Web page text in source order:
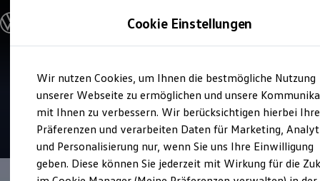
Hauptinhalt
springen
Footer
springen
Modelle & Konfigurator
Nutzfahrzeugkategorien entdecken
Modelle konfigurieren
Vorgängermodelle und Oldtimer
Vorgängermodelle
Oldtimer
Bulli Historie
Branchenlösungen & Gewerbekunden
Umbaulösungen und Hersteller finden
Auf- und Umbauten entdecken & konfigurieren
Groß- und Sonderkunden
Service
Autohaus Kornkoog
5|13 Bewertungen
Cookie Einstellungen
Wir nutzen Cookies, um Ihnen die bestmögliche Nutzung
unserer Webseite zu ermöglichen und unsere
mit Ihnen zu verbessern. Wir berücksichtigen hierbei Ihre
Präferenzen und verarbeiten Daten für Marketing,
und Personalisierung nur, wenn Sie uns Ihre Einwilligung
geben. Diese können Sie jederzeit mit Wirkung für die